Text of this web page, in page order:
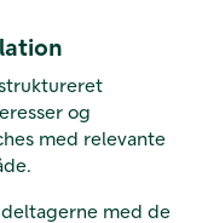
og
med relevante
med de